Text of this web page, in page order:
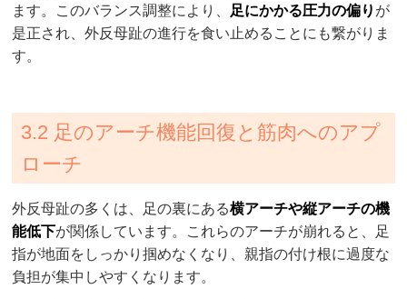
ます。このバランス調整により、 足にかかる圧力の偏り が
是正され、外反母趾の進行を食い止めることにも繋がりま
す。
3.2 足のアーチ機能回復と筋肉へのアプ
ローチ
外反母趾の多くは、足の裏にある横アーチや縦アーチの機
能低下が関係しています。これらのアーチが崩れると、足
指が地面をしっかり掴めなくなり、親指の付け根に過度な
負担が集中しやすくなります。